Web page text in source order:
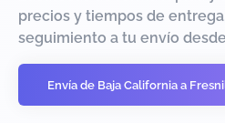
precios y tiempos de
seguimiento a tu envío
Envía de Baja California a